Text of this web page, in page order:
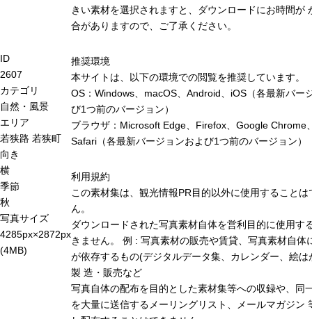
ID
2607
カテゴリ
自然・風景
エリア
若狭路 若狭町
向き
横
季節
秋
写真サイズ
4285px×2872px
(4MB)
きい素材を選択されますと、ダウンロードにお時間が
合がありますので、ご了承ください。
推奨環境
本サイトは、以下の環境での閲覧を推奨しています。
OS：Windows、macOS、Android、iOS（各最新バー
び1つ前のバージョン）
ブラウザ：Microsoft Edge、Firefox、Google Chrome
Safari（各最新バージョンおよび1つ前のバージョン）
利用規約
この素材集は、観光情報PR目的以外に使用することは
ん。
ダウンロードされた写真素材自体を営利目的に使用す
きません。 例 : 写真素材の販売や賃貸、写真素材自体
が依存するもの(デジタルデータ集、カレンダー、絵は
製 造・販売など
写真自体の配布を目的とした素材集等への収録や、同
を大量に送信するメーリングリスト、メールマガジン